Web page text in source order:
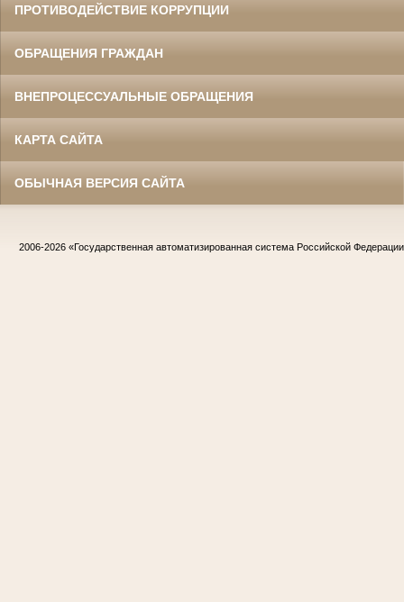
ПРОТИВОДЕЙСТВИЕ КОРРУПЦИИ
ОБРАЩЕНИЯ ГРАЖДАН
ВНЕПРОЦЕССУАЛЬНЫЕ ОБРАЩЕНИЯ
КАРТА САЙТА
ОБЫЧНАЯ ВЕРСИЯ САЙТА
2006-2026 «Государственная автоматизированная система Российской